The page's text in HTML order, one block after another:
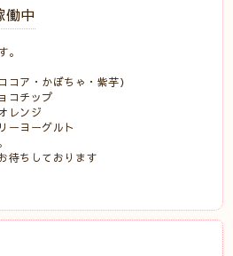
中
。
コア・かぼちゃ・紫芋）
コチップ
レンジ
ーヨーグルト
待ちしております